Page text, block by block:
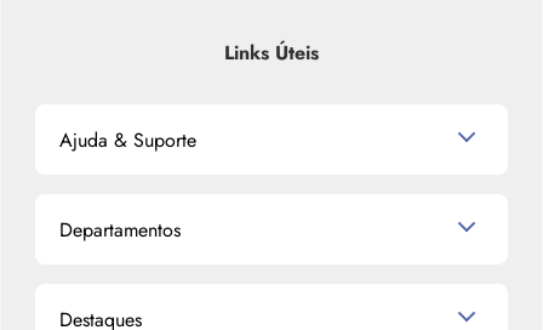
Links Úteis
Ajuda & Suporte
Política de Devolução
Preferências de Cookies
Departamentos
Perfumes
Destaques